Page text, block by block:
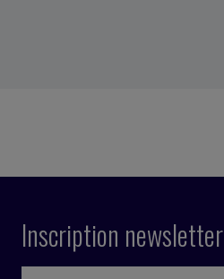
Inscription newsletter